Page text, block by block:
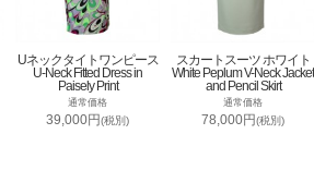
Uネックタイトワンピース
U-Neck Fitted Dress in
Paisely Print
通常価格
39,000円(税別)
スカートスーツ ホワイト
White Peplum V-Neck Jacket
and Pencil Skirt
通常価格
78,000円(税別)